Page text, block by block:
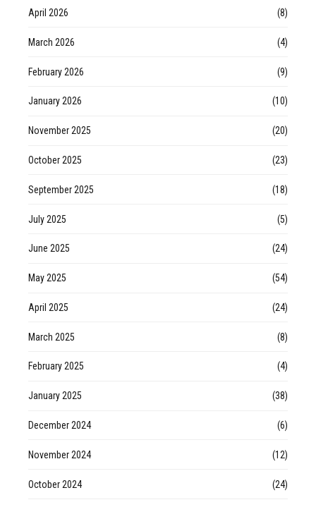
April 2026 (8)
March 2026 (4)
February 2026 (9)
January 2026 (10)
November 2025 (20)
October 2025 (23)
September 2025 (18)
July 2025 (5)
June 2025 (24)
May 2025 (54)
April 2025 (24)
March 2025 (8)
February 2025 (4)
January 2025 (38)
December 2024 (6)
November 2024 (12)
October 2024 (24)